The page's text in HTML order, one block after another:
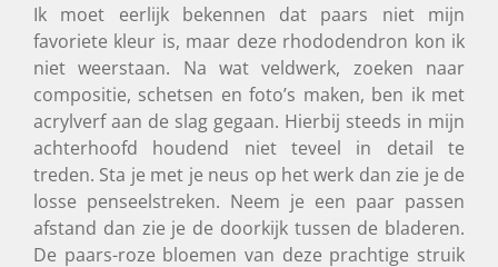
Ik moet eerlijk bekennen dat paars niet mijn
favoriete kleur is, maar deze rhododendron kon ik
niet weerstaan. Na wat veldwerk, zoeken naar
compositie, schetsen en foto’s maken, ben ik met
acrylverf aan de slag gegaan. Hierbij steeds in mijn
achterhoofd houdend niet teveel in detail te
treden. Sta je met je neus op het werk dan zie je de
losse penseelstreken. Neem je een paar passen
afstand dan zie je de doorkijk tussen de bladeren.
De paars-roze bloemen van deze prachtige struik